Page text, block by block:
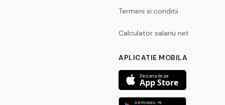
Termeni si conditii
Calculator salariu net
APLICATIE MOBILA
Descarca de pe
App Store
DISPONIBIL PE